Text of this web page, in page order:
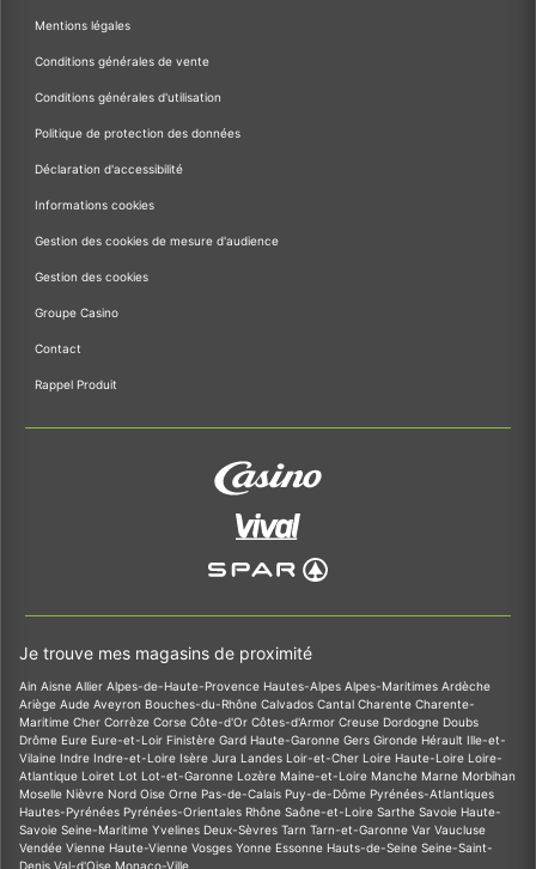
Mentions légales
Conditions générales de vente
Conditions générales d'utilisation
Politique de protection des données
Déclaration d'accessibilité
Informations cookies
Gestion des cookies de mesure d'audience
Gestion des cookies
Groupe Casino
Contact
Rappel Produit
Je trouve mes magasins de proximité
Ain Aisne Allier Alpes-de-Haute-Provence Hautes-Alpes Alpes-Maritimes Ardèche
Ariège Aude Aveyron Bouches-du-Rhône Calvados Cantal Charente Charente-
Maritime Cher Corrèze Corse Côte-d'Or Côtes-d'Armor Creuse Dordogne Doubs
Drôme Eure Eure-et-Loir Finistère Gard Haute-Garonne Gers Gironde Hérault Ille-et-
Vilaine Indre Indre-et-Loire Isère Jura Landes Loir-et-Cher Loire Haute-Loire Loire-
Atlantique Loiret Lot Lot-et-Garonne Lozère Maine-et-Loire Manche Marne Morbihan
Moselle Nièvre Nord Oise Orne Pas-de-Calais Puy-de-Dôme Pyrénées-Atlantiques
Hautes-Pyrénées Pyrénées-Orientales Rhône Saône-et-Loire Sarthe Savoie Haute-
Savoie Seine-Maritime Yvelines Deux-Sèvres Tarn Tarn-et-Garonne Var Vaucluse
Vendée Vienne Haute-Vienne Vosges Yonne Essonne Hauts-de-Seine Seine-Saint-
Denis Val-d'Oise Monaco-Ville